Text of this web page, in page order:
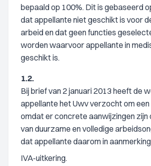
bepaald op 100%. Dit is gebaseerd
dat appellante niet geschikt is voor
arbeid en dat geen functies
worden waarvoor appellante in
geschikt is.
1.2.
Bij brief van 2 januari 2013 heeft de
appellante het Uwv verzocht om
omdat er concrete aanwijzingen zijn
van duurzame en volledige
dat appellante daarom in
IVA-uitkering.